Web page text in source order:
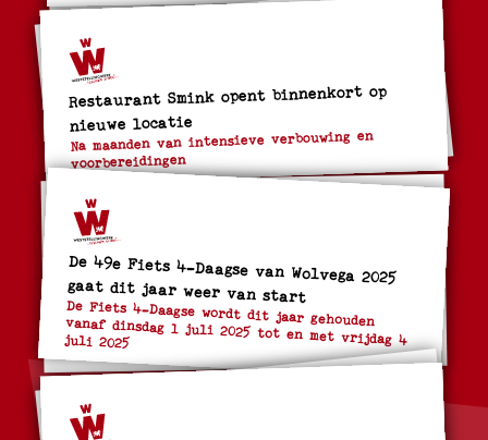
Restaurant Smink opent binnenkort op
nieuwe locatie
Na maanden van intensieve verbouwing en
voorbereidingen
De 49e Fiets 4-Daagse van Wolvega 2025
gaat dit jaar weer van start
De Fiets 4-Daagse wordt dit jaar gehouden vanaf dinsdag 1 juli 2025 tot en met vrijdag 4 juli 2025